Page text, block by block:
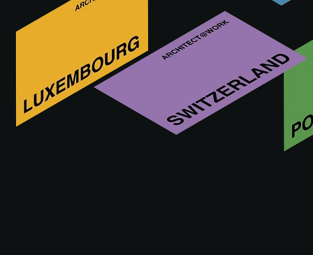
Krion Solid Surface ontwikkelt, ontwerpt, produceert en
vermarkt composietmaterialen, gericht op oppervlakken
voor uiteenlopende toepassingen en sanitaire producten.
Dankzij haar voortdurende inzet voor R&D&I en haar team
van professionals heeft het bedrijf haar materialen weten te
positioneren als enkele van de meest geavanceerde op de
markt op he